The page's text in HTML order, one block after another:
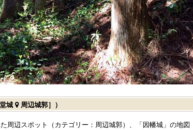
城 周辺城郭］）
周辺スポット（カテゴリー：周辺城郭）、「因幡城」の地図